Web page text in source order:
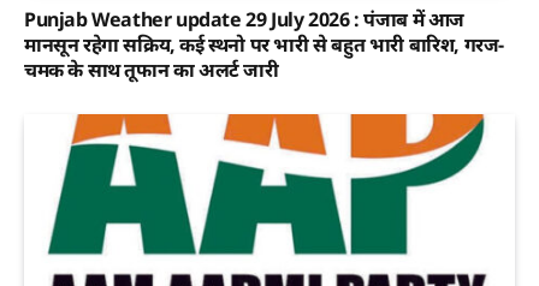
Punjab Weather update 29 July 2026 : पंजाब में आज
मानसून रहेगा सक्रिय, कई स्थनो पर भारी से बहुत भारी बारिश, गरज-
चमक के साथ तूफान का अलर्ट जारी